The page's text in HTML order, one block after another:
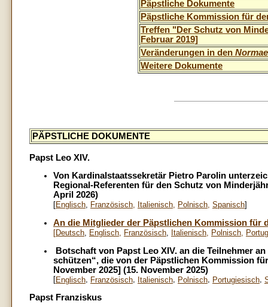
Päpstliche Dokumente
Päpstliche Kommission für
Treffen "Der Schutz von
Februar 2019]
Veränderungen in den
Weitere Dokumente
PÄPSTLICHE DOKUMENTE
Papst Leo XIV.
Von Kardinalstaatssekretär Pietro Parolin
Regional-Referenten für den Schutz von
April 2026)
[Englisch, Französisch, Italienisch, Polnisch, Spanisch]
An die Mitglieder der Päpstlichen Kommission für
[Deutsch Englisch Französisch Italienisch Polnisch
Botschaft von Papst Leo XIV. an die Teilnehmer
schützen“, die von der Päpstlichen Kommission
November 2025] (15. November 2025)
[Englisch, Französisch, Italienisch, Polnisch, Portugiesisch,
Papst Franziskus